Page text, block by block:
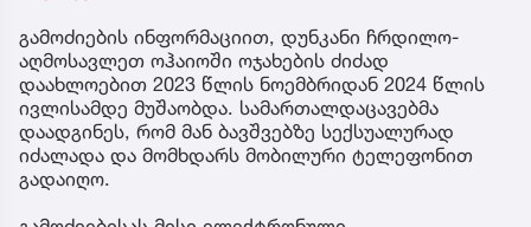
გამოძიების ინფორმაციით, დუნკანი ჩრდილო-
აღმოსავლეთ ოჰაიოში ოჯახების ძიძად
დაახლოებით 2023 წლის ნოემბრიდან 2024 წლის
ივლისამდე მუშაობდა. სამართალდაცავებმა
დაადგინეს, რომ მან ბავშვებზე სექსუალურად
იძალადა და მომხდარს მობილური ტელეფონით
გადაიღო.